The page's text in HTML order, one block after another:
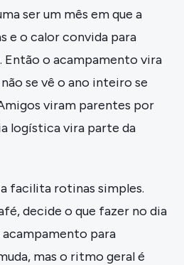
ser um mês em que a
e o calor convida para
Então o acampamento vira
se vê o ano inteiro se
viram parentes por
logística vira parte da
facilita rotinas simples.
decide o que fazer no dia
para
mas o ritmo geral é